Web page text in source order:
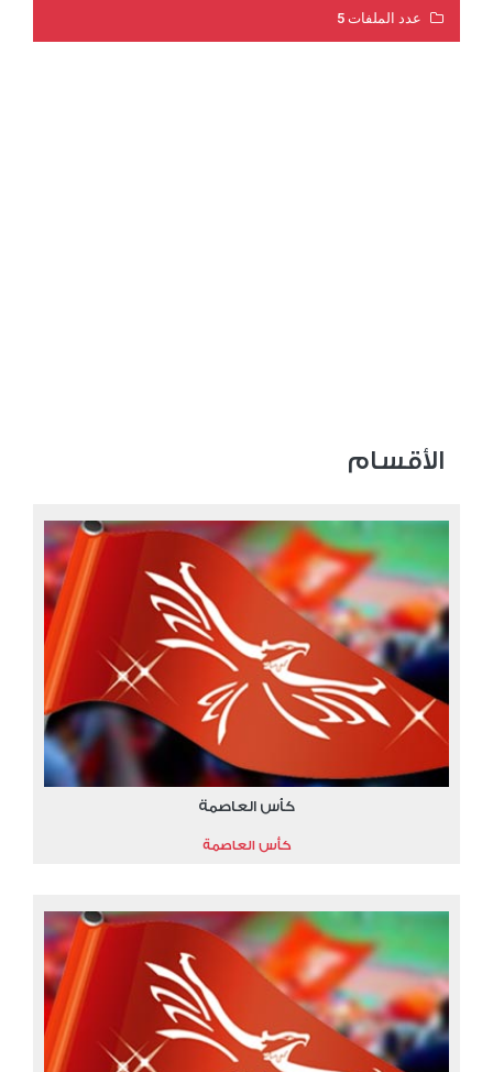
عدد الملفات 5
الأقسام
كأس العاصمة
كأس العاصمة